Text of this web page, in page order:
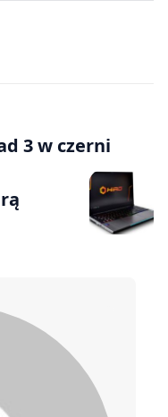
3 w czerni